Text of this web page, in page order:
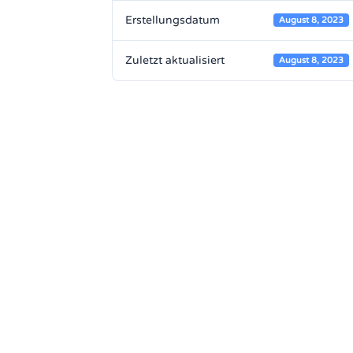
Erstellungsdatum August 8, 2023
Zuletzt aktualisiert August 8, 2023